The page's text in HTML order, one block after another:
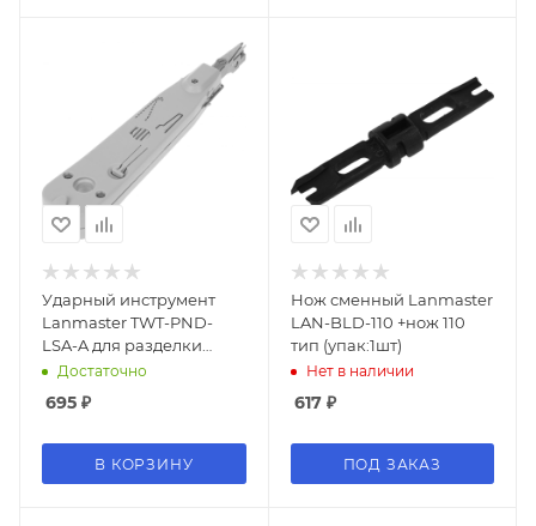
Ударный инструмент
Lanmaster TWT-PND-
LSA-A для разделки
контактов (упак:1шт)
Достаточно
695 ₽
В КОРЗИНУ
Нож сменный Lanmaster
LAN-BLD-110 +нож 110
тип (упак:1шт)
Нет в наличии
617₽
ПОД ЗАКАЗ